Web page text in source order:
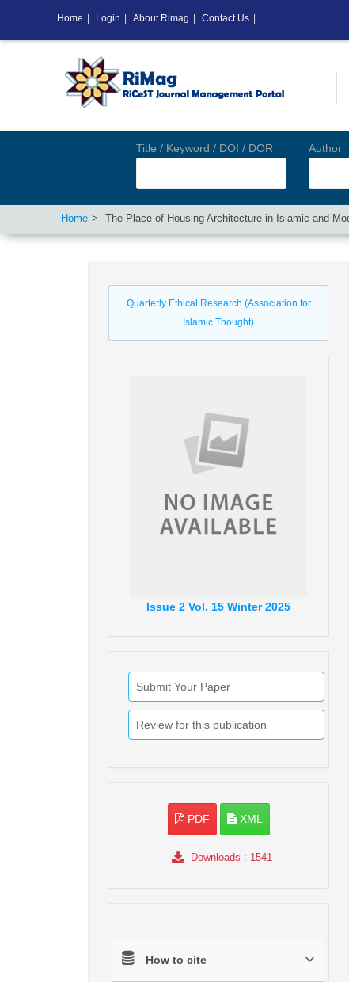
Title / Keyword / DOI / DOR Author
Home The Place of Housing Architecture in Islamic and
Quarterly Ethical Research (Association for
Islamic Thought)
Issue 2 Vol. 15 Winter 2025
Submit Your Paper
Review for this publication
PDF XML
Downloads : 1541
How to cite
Home Login About Rimag Contact Us